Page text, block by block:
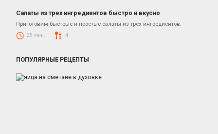
Салаты из трех ингредиентов быстро и вкусно
Приготовим быстрые и простые салаты из трех ингредиентов.
25 мин. 4
ПОПУЛЯРНЫЕ РЕЦЕПТЫ